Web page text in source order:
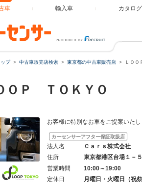
車 輸入車 カタログ
プ 中古車販売店検索 東京都の中古車販売店 ＬＯ
ＯＰ ＴＯＫＹＯ
お客様に特別なお車をご提案いたし
カーセンサーアフター保証取扱店
法人名
Ｃａｒｓ株式会社
住所
東京都港区台場１－
営業時間
10:00～19:00
定休日
月曜日・火曜日（祝